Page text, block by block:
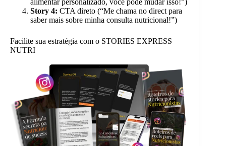
alimentar personalizado, você pode mudar isso!”)
Story 4: CTA direto (“Me chama no direct para
saber mais sobre minha consulta nutricional!”)
Facilite sua estratégia com o STORIES EXPRESS
NUTRI